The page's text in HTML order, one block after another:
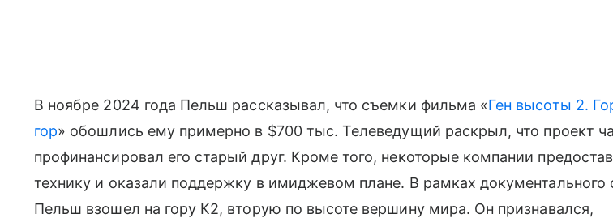
В ноябре 2024 года Пельш рассказывал, что съемки фильма «Ген высоты 2.
гор» обошлись ему примерно в $700 тыс. Телеведущий раскрыл, что проект
профинансировал его старый друг. Кроме того, некоторые компании
технику и оказали поддержку в имиджевом плане. В рамках документального
Пельш взошел на гору К2, вторую по высоте вершину мира. Он признавался,